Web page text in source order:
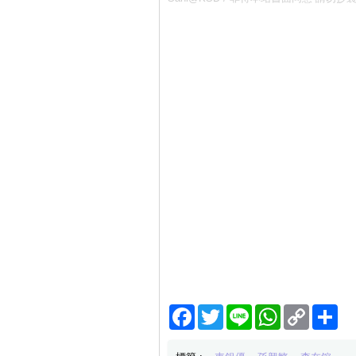
Facebook
TwitterLine WhatsApp
Copy
Link
分